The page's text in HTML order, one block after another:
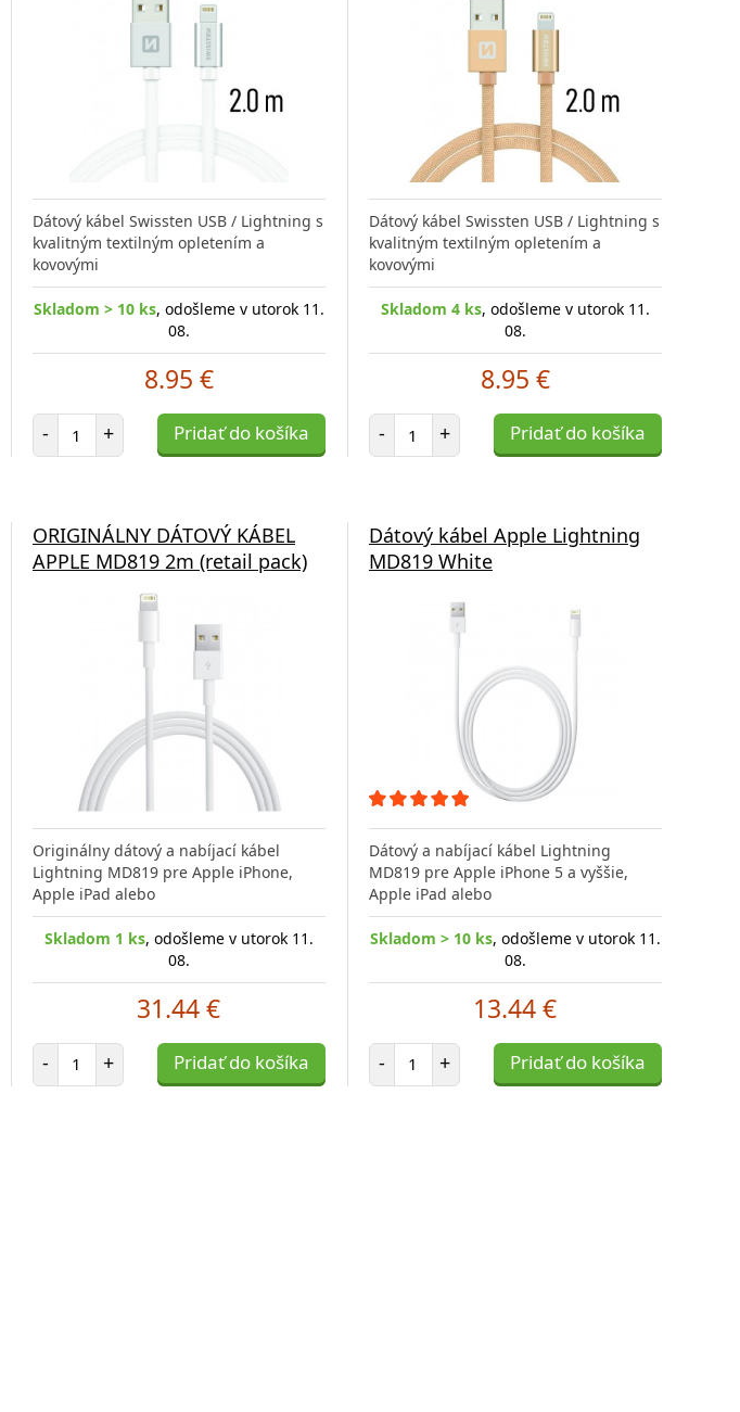
Dátový kábel Swissten USB / Lightning s
kvalitným textilným opletením a
kovovými
Skladom > 10 ks, odošleme v utorok 11.
08.
8.95 €
- Počet položiek
+ Pridať do košíka
Dátový kábel Swissten USB / Lightning s
kvalitným textilným opletením a
kovovými
Skladom 4 ks, odošleme v utorok 11.
08.
8.95 €
- Počet položiek
+ Pridať do košíka
ORIGINÁLNY DÁTOVÝ KÁBEL
APPLE MD819 2m (retail pack)
Originálny dátový a nabíjací kábel
Lightning MD819 pre Apple iPhone,
Apple iPad alebo
Skladom 1 ks, odošleme v utorok 11.
08.
31.44 €
- Počet položiek
+ Pridať do košíka
Dátový kábel Apple Lightning
MD819 White
Dátový a nabíjací kábel Lightning
MD819 pre Apple iPhone 5 a vyššie,
Apple iPad alebo
Skladom > 10 ks, odošleme v utorok 11.
08.
13.44 €
- Počet položiek
+ Pridať do košíka